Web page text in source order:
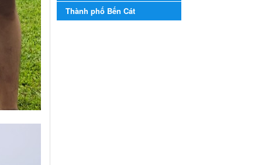
năm học 2023-2024
Kế hoạch Tổ chức Hội trại
Thành phố Bến Cát